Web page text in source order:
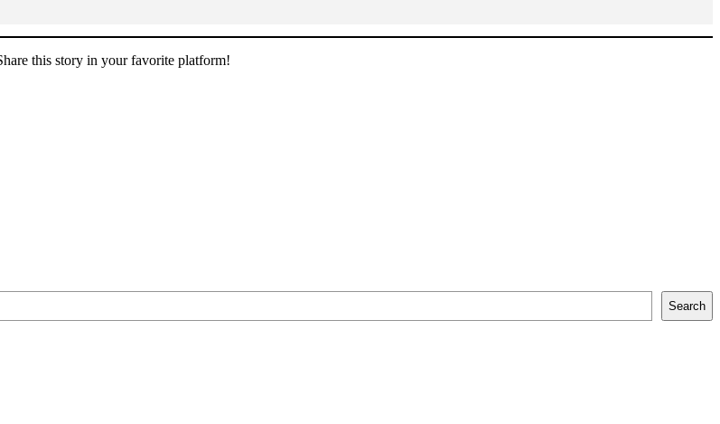
this story in your favorite platform!
Search